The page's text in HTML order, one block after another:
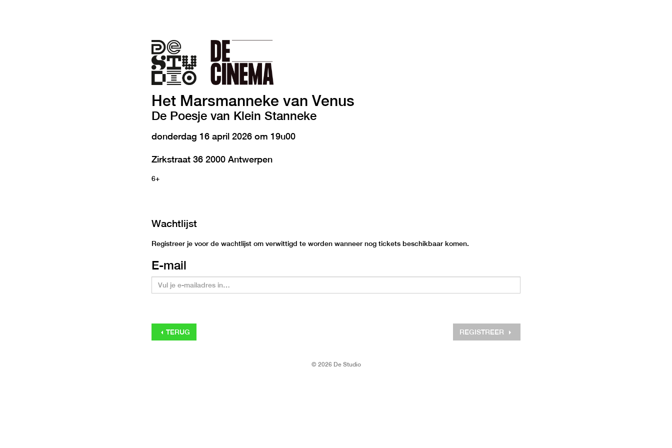
Het Marsmanneke van Venus
De Poesje van Klein Stanneke
donderdag 16 april 2026 om 19u00
Zirkstraat 36 2000 Antwerpen
6+
Wachtlijst
Registreer je voor de wachtlijst om verwittigd te worden wanneer nog tickets beschikbaar komen.
E-mail
TERUG REGISTREER
© 2026 De Studio